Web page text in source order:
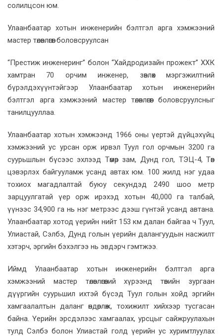
солилцсон юм.
Улаанбаатар хотын инженерийн бэлтгэл арга хэмжээний
мастер төлөвлөгөөг боловсруулсан
“Престиж инженеринг” болон “Хайдродизайн прожект” ХХК
хамтран 70 орчим инженер, зөвлөх мэргэжилтний
бүрэлдэхүүнтэйгээр Улаанбаатар хотын инженерийн
бэлтгэл арга хэмжээний мастер төлөвлөгөөг боловсруулсныг
танилцууллаа.
Улаанбаатар хотын хэмжээнд 1966 оны үертэй дүйцэхүйц
хэмжээний ус урсан орж ирвэл Туул гол орчмын 3200 га
суурьшлын бүсээс эхлээд Төмөр зам, Дунд гол, ТЭЦ-4, Төв
цэвэрлэх байгууламж усанд автах юм. 100 жилд нэг удаа
тохиох магадлалтай буюу секундэд 2490 шоо метр
зарцуулгатай үер орж ирэхэд хотын 40,000 га талбай,
үүнээс 34,900 га нь нэг метрээс дээш гүнтэй усанд автана.
Улаанбаатар хотод үерийн нийт 153 км далан байгаа ч Туул,
Улиастай, Сэлбэ, Дунд голын үерийн далангуудын насжилт
хэтэрч, эргийн бэхэлгээ нь эвдэрч гэмтжээ.
Иймд Улаанбаатар хотын инженерийн бэлтгэл арга
хэмжээний мастер төлөвлөгөөний хүрээнд төвийн зургаан
дүүргийн суурьшил ихтэй бүсэд Туул голын хойд эргийн
хамгаалалтын даланг өндөрлөж, тохижилт хийхээр тусгасан
байна. Үерийн эрсдэлээс хамгаалах, урсцыг сайжруулахын
тулд Сэлбэ болон Улиастай голд үерийн ус хуримтлуулах